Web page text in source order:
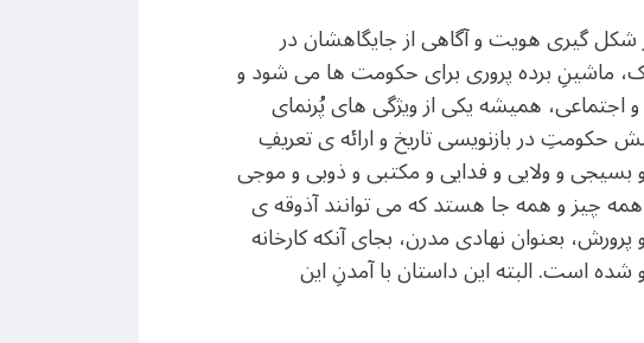
شکل گیری هویت و آگاهی از جایگاهشان در
ماشینِ برده پروری برای حکومت ها می شود و
اجتماعی، همیشه یکی از ویژگی های پُرنمای
حکومتِ در بازنویسی تاریخ و ارائه ی تعریفِ
و ولایی و فدایی و مکتبی و ذوبی و موجی
همه چیز و همه جا هستد که می توانند آذوقه ی
بعنوان نهادی مدرن، بجای آنکه کارخانه
است. البته این داستان با آمدنِ این